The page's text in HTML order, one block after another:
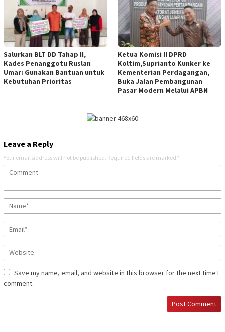
Salurkan BLT DD Tahap II,
Kades Penanggotu Ruslan
Umar: Gunakan Bantuan untuk
Kebutuhan Prioritas
Ketua Komisi II DPRD
Koltim,Suprianto Kunker ke
Kementerian Perdagangan,
Buka Jalan Pembangunan
Pasar Modern Melalui APBN
Leave a Reply
Your email address will not be published. Required fields are marked *
Save my name, email, and website in this browser for the next time I
comment.